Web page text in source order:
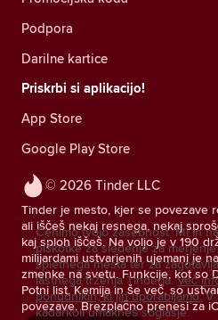
© 2026 Tinder LLC
Tinder je mesto, kjer se povezave
ali iščeš nekaj resnega, nekaj
kaj sploh iščeš. Na voljo je v 190
milijardami ustvarjenih ujemanj je
zmenke na svetu. Funkcije, kot so
Potni list, Kemija in še več, so
povezave. Brezplačno prenesi za
Podpora
Darilne kartice
Priskrbi si aplikacijo!
App Store
Google Play Store
Cenimo tvojo zasebnost. Mi in
piškotke za sledenje za
spletnega mesta ter za
lastnega trženja Tinderja. Več
ponudnikih, ki jih uporabljamo. V
kadarkoli umakneš soglasje.